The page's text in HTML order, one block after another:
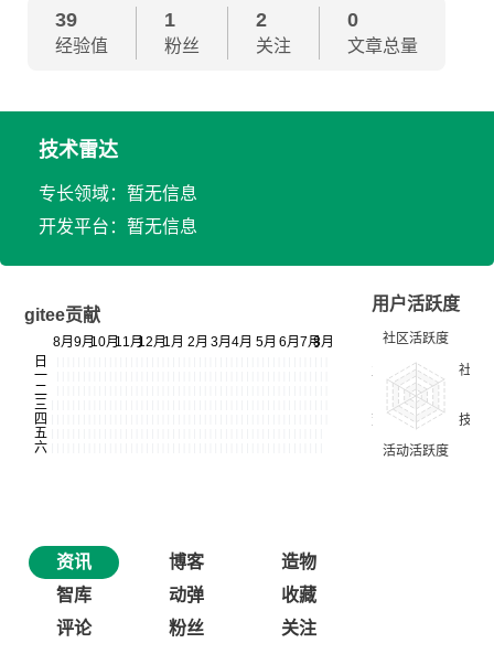
39
经验值
1
粉丝
2
关注
0
文章总量
技术雷达
专长领域：暂无信息
开发平台：暂无信息
gitee贡献
用户活跃度
资讯 博客
造物
智库
动弹
收藏
评论
粉丝 关注